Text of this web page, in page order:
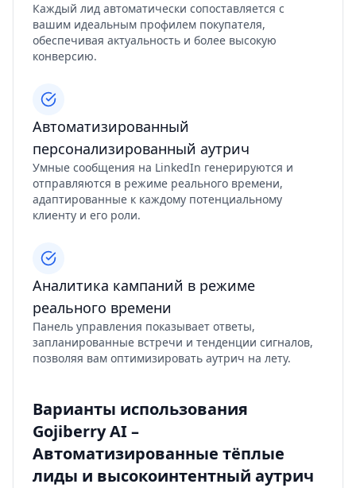
Каждый лид автоматически сопоставляется с
вашим идеальным профилем покупателя,
обеспечивая актуальность и более высокую
конверсию.
Автоматизированный
персонализированный аутрич
Умные сообщения на LinkedIn генерируются и
отправляются в режиме реального времени,
адаптированные к каждому потенциальному
клиенту и его роли.
Аналитика кампаний в режиме
реального времени
Панель управления показывает ответы,
запланированные встречи и тенденции сигналов,
позволяя вам оптимизировать аутрич на лету.
Варианты использования
Gojiberry AI –
Автоматизированные тёплые
лиды и высокоинтентный аутрич